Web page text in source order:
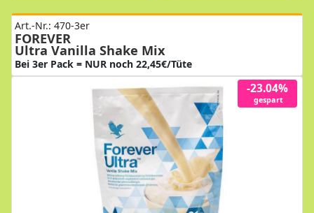
Art.-Nr.: 470-3er
FOREVER
Ultra Vanilla Shake Mix
Bei 3er Pack = NUR noch 22,45€/Tüte
-23.04%
gespart